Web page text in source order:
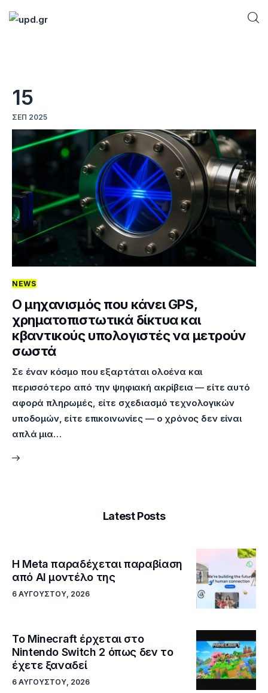
Games
Futuring
AI news
How To
Blog
15
ΣΕΠ 2025
NEWS
Ο μηχανισμός που κάνει GPS,
χρηματοπιστωτικά δίκτυα και
κβαντικούς υπολογιστές να μετρούν
σωστά
Σε έναν κόσμο που εξαρτάται ολοένα και
περισσότερο από την ψηφιακή ακρίβεια — είτε αυτό
αφορά πληρωμές, είτε σχεδιασμό τεχνολογικών
υποδομών, είτε επικοινωνίες — ο χρόνος δεν είναι
απλά μια…
Latest Posts
Η Meta παραδέχεται παραβίαση
από AI μοντέλο της
6 ΑΥΓΟΎΣΤΟΥ, 2026
Το Minecraft έρχεται στο
Nintendo Switch 2 όπως δεν το
έχετε ξαναδεί
6 ΑΥΓΟΎΣΤΟΥ, 2026